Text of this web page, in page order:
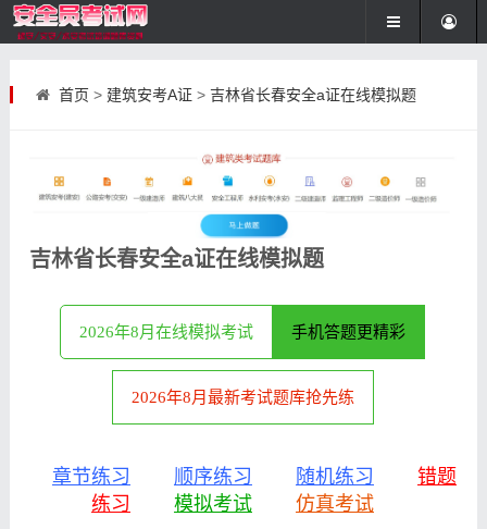
首页 > 建筑安考A证> 吉林省长春安全a证在线模拟题
吉林省长春安全a证在线模拟题
2026年8月在线模拟考试 手机答题更精彩
2026年8月最新考试题库抢先练
章节练习 顺序练习 随机练习
错题
练习
模拟考试 仿真考试